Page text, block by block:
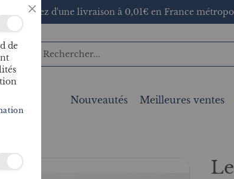
Bénéficiez d'une livraison à 0,01€ en France
Nouveautés Meilleures ventes
Close
Cookie
de